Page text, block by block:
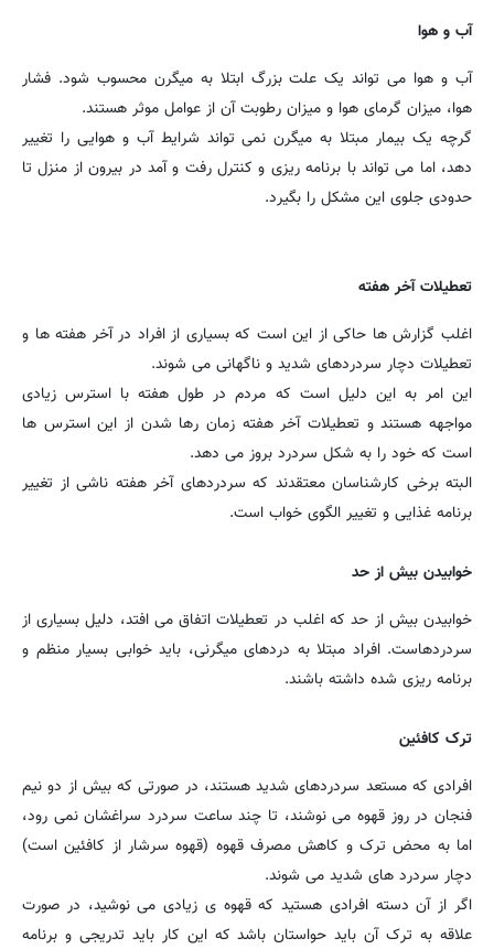
آب و هوا
آب و هوا می تواند یک علت بزرگ ابتلا به میگرن محسوب شود. فشار
هوا، میزان گرمای هوا و میزان رطوبت آن از عوامل موثر هستند.
گرچه یک بیمار مبتلا به میگرن نمی تواند شرایط آب و هوایی را تغییر
دهد، اما می تواند با برنامه ریزی و کنترل رفت و آمد در بیرون از منزل تا
حدودی جلوی این مشکل را بگیرد.
تعطیلات آخر هفته
اغلب گزارش ها حاکی از این است که بسیاری از افراد در آخر هفته ها و
تعطیلات دچار سردردهای شدید و ناگهانی می شوند.
این امر به این دلیل است که مردم در طول هفته با استرس زیادی
مواجهه هستند و تعطیلات آخر هفته زمان رها شدن از این استرس ها
است که خود را به شکل سردرد بروز می دهد.
البته برخی کارشناسان معتقدند که سردردهای آخر هفته ناشی از تغییر
برنامه غذایی و تغییر الگوی خواب است.
خوابیدن بیش از حد
خوابیدن بیش از حد که اغلب در تعطیلات اتفاق می افتد، دلیل بسیاری از
سردردهاست. افراد مبتلا به دردهای میگرنی، باید خوابی بسیار منظم و
برنامه ریزی شده داشته باشند.
ترک کافئین
افرادی که مستعد سردردهای شدید هستند، در صورتی که بیش از دو نیم
فنجان در روز قهوه می نوشند، تا چند ساعت سردرد سراغشان نمی رود،
اما به محض ترک و کاهش مصرف قهوه (قهوه سرشار از کافئین است)
دچار سردرد های شدید می شوند.
اگر از آن دسته افرادی هستید که قهوه ی زیادی می نوشید، در صورت
علاقه به ترک آن باید حواستان باشد که این کار باید تدریجی و برنامه